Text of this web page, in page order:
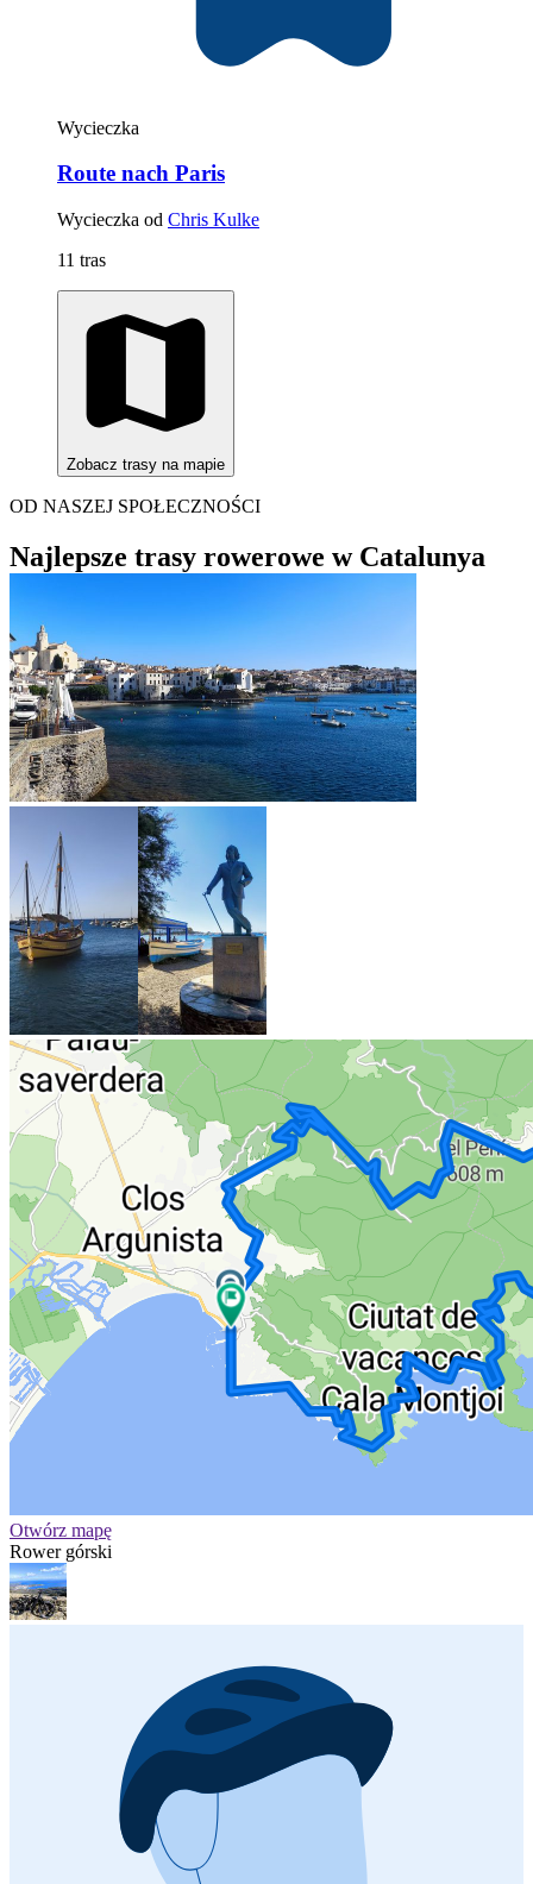
Wycieczka
Route nach Paris
Wycieczka od Chris Kulke
11 tras
Zobacz trasy na mapie
OD NASZEJ SPOŁECZNOŚCI
Najlepsze trasy rowerowe w Catalunya
Otwórz mapę
Rower górski